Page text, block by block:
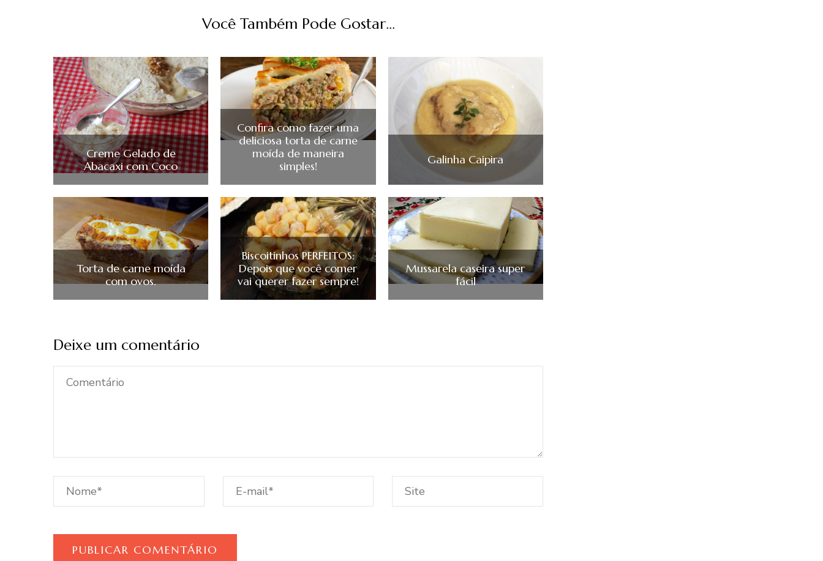
Você Também Pode Gostar...
Creme Gelado de
Abacaxi com Coco
Confira como fazer uma
deliciosa torta de carne
moída de maneira
simples!
Galinha Caipira
Torta de carne moída
com ovos.
Biscoitinhos PERFEITOS:
Depois que você comer
vai querer fazer sempre!
Mussarela caseira super
fácil
Deixe um comentário